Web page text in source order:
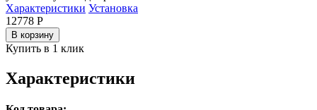
Характеристики Установка
12778 Р
В корзину
Купить в 1 клик
Характеристики